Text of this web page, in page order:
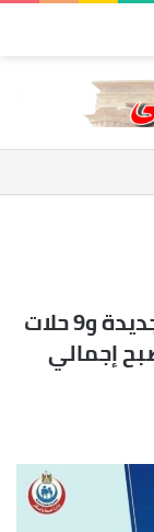
تقرير وزارة الصحة اليوم 128 حالة جديدة و9 حلات
حالة ويصبح إجمالي